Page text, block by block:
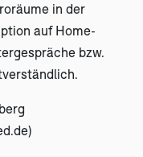
in der
auf Home-
bzw.
)